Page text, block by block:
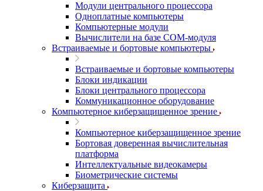
Модули центрального процессора
Одноплатные компьютеры
Компьютерные модули
Вычислители на базе COM-модуля
Встраиваемые и бортовые компьютеры
Встраиваемые и бортовые компьютеры
Блоки индикации
Блоки центрального процессора
Коммуникационное оборудование
Компьютерное киберзащищенное зрение
Компьютерное киберзащищенное зрение
Бортовая доверенная вычислительная
платформа
Интеллектуальные видеокамеры
Биометрические системы
Киберзащита